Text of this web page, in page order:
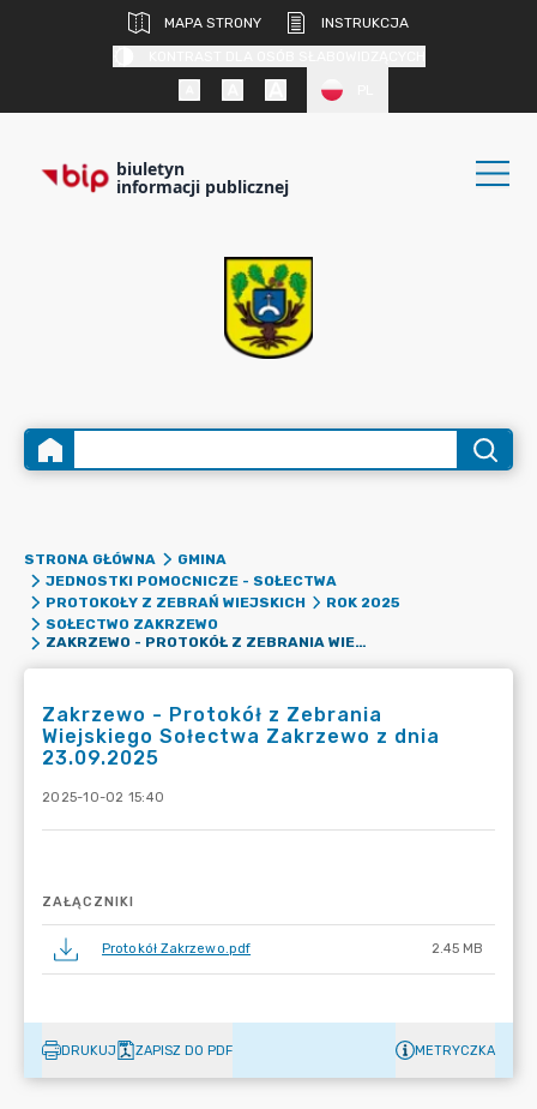
MAPA STRONY
INSTRUKCJA
biuletyn
informacji publicznej
STRONA GŁÓWNA
GMINA
JEDNOSTKI POMOCNICZE - SOŁECTWA
PROTOKOŁY Z ZEBRAŃ WIEJSKICH
ROK 2025
SOŁECTWO ZAKRZEWO
ZAKRZEWO - PROTOKÓŁ Z ZEBRANIA WIEJSKIEGO SOŁECTWA ZAKRZEWO Z DNIA 23.09.2025
Zakrzewo - Protokół z Zebrania
Wiejskiego Sołectwa Zakrzewo z dnia
23.09.2025
2025-10-02 15:40
ZAŁĄCZNIKI
Protokół Zakrzewo.pdf 2.45 MB
DRUKUJ ZAPISZ DO PDF METRYCZKA